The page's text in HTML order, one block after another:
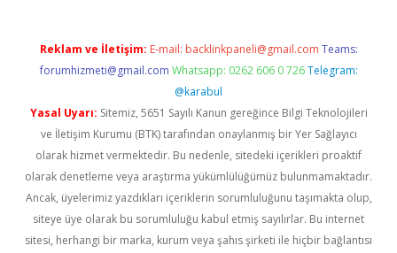
Reklam ve İletişim: E-mail: backlinkpaneli@gmail.com Teams:
forumhizmeti@gmail.com Whatsapp: 0262 606 0 726 Telegram:
@karabul
Yasal Uyarı: Sitemiz, 5651 Sayılı Kanun gereğince Bilgi Teknolojileri
ve İletişim Kurumu (BTK) tarafından onaylanmış bir Yer Sağlayıcı
olarak hizmet vermektedir. Bu nedenle, sitedeki içerikleri proaktif
olarak denetleme veya araştırma yükümlülüğümüz bulunmamaktadır.
Ancak, üyelerimiz yazdıkları içeriklerin sorumluluğunu taşımakta olup,
siteye üye olarak bu sorumluluğu kabul etmiş sayılırlar. Bu internet
sitesi, herhangi bir marka, kurum veya şahıs şirketi ile hiçbir bağlantısı